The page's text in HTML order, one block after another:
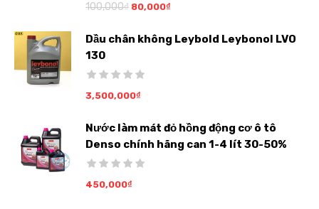
100,000₫ 80,000₫
Dầu chân không Leybold Leybonol LVO
130
3,500,000₫
Nước làm mát đỏ hồng động cơ ô tô
Denso chính hãng can 1-4 lít 30-50%
450,000₫